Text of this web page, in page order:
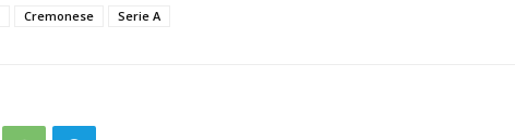
Cremonese Serie A